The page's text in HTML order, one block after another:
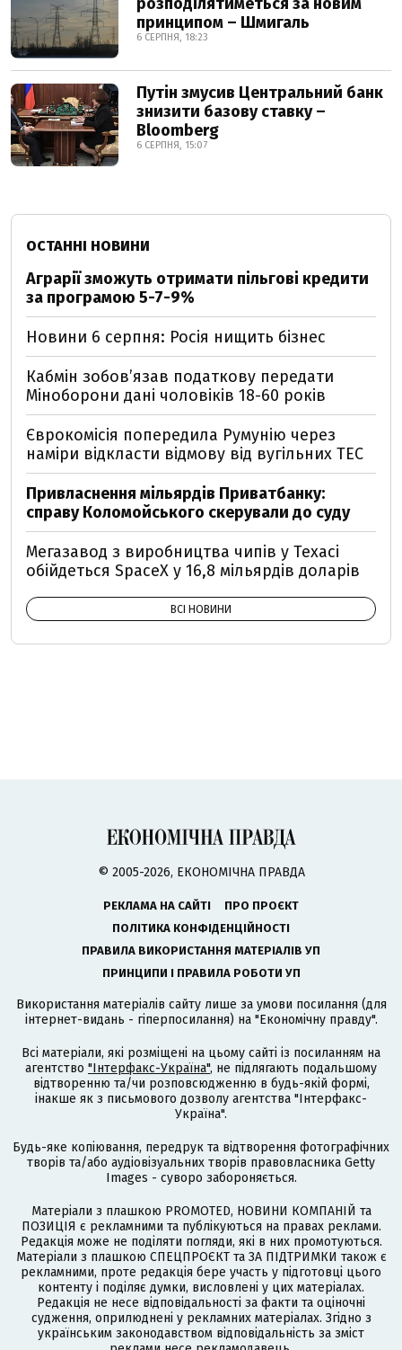
принципом – Шмигаль
6 СЕРПНЯ, 18:23
Путін змусив Центральний банк
знизити базову ставку –
Bloomberg
6 СЕРПНЯ, 15:07
ОСТАННІ НОВИНИ
Аграрії зможуть отримати пільгові кредити
за програмою 5-7-9%
Новини 6 серпня: Росія нищить бізнес
Кабмін зобовʼязав податкову передати
Міноборони дані чоловіків 18-60 років
Єврокомісія попередила Румунію через
наміри відкласти відмову від вугільних ТЕС
Привласнення мільярдів Приватбанку:
справу Коломойського скерували до суду
Мегазавод з виробництва чипів у Техасі
обійдеться SpaceX у 16,8 мільярдів доларів
ВСІ НОВИНИ
© 2005-2026, ЕКОНОМІЧНА ПРАВДА
РЕКЛАМА НА САЙТІ
ПРО ПРОЄКТ
ПОЛІТИКА КОНФІДЕНЦІЙНОСТІ
ПРАВИЛА ВИКОРИСТАННЯ МАТЕРІАЛІВ УП
ПРИНЦИПИ І ПРАВИЛА РОБОТИ УП
Використання матеріалів сайту лише за умови посилання (для
інтернет-видань - гіперпосилання) на "Економічну правду".
Всі матеріали, які розміщені на цьому сайті із посиланням на
агентство "Інтерфакс-Україна", не підлягають подальшому
відтворенню та/чи розповсюдженню в будь-якій формі,
інакше як з письмового дозволу агентства "Інтерфакс-
Україна".
Будь-яке копіювання, передрук та відтворення фотографічних
творів та/або аудіовізуальних творів правовласника Getty
Images - суворо забороняється.
Матеріали з плашкою PROMOTED, НОВИНИ КОМПАНІЙ та
ПОЗИЦІЯ є рекламними та публікуються на правах реклами.
Редакція може не поділяти погляди, які в них промотуються.
Матеріали з плашкою СПЕЦПРОЄКТ та ЗА ПІДТРИМКИ також є
рекламними, проте редакція бере участь у підготовці цього
контенту і поділяє думки, висловлені у цих матеріалах.
Редакція не несе відповідальності за факти та оціночні
судження, оприлюднені у рекламних матеріалах. Згідно з
українським законодавством відповідальність за зміст